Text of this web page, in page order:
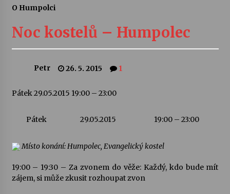
Sukuba Ensemble
4. 8. 2026
Vernisáž výstavy Josefíny Duškové: Stávám se
kapkou
30. 7. 2026
šedesátka: 28. 7.–1. 8. 2026
28. 7. 2026
O Humpolci
Noc kostelů – Humpolec
Petr 26. 5. 2015 1
Pátek 29.05.2015 19:00 – 23:00
Pátek 29.05.2015 19:00 – 23:00
Místo konání: Humpolec, Evangelický kostel
19:00 – 19:30 – Za zvonem do věže: Každý, kdo bude mít
zájem, si může zkusit rozhoupat zvon